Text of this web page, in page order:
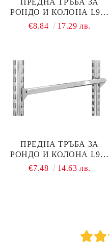
ПРЕДНА ТРЪБА ЗА
РОНДО И КОЛОНА L900
ММ ЧЕРЕН МАТ
€8.84 17.29 лв.
ПРЕДНА ТРЪБА ЗА
РОНДО И КОЛОНА L900
ММ ХРОМ
€7.48 14.63 лв.